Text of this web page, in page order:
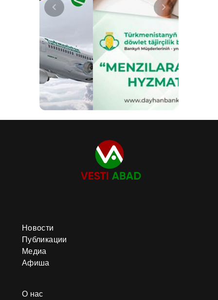
Новости
Публикации
Медиа
Афиша
О нас